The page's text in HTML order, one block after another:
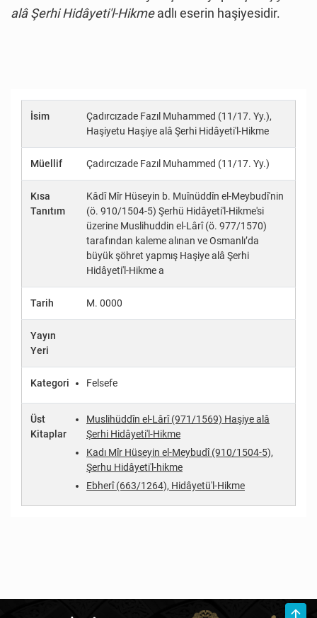
alâ Şerhi Hidâyeti'l-Hikmeadlı eserin haşiyesidir.
İsim
Çadırcızade Fazıl Muhammed (11/17. Yy.),
Haşiyetu Haşiye alâ Şerhi Hidâyeti'l-Hikme
Müellif Çadırcızade Fazıl Muhammed (11/17. Yy.)
Kısa
Tanıtım
Kâdî Mîr Hüseyin b. Muînüddîn el-Meybudî'nin
(ö. 910/1504-5) Şerhü Hidâyeti'l-Hikme'si
üzerine Muslihuddin el-Lârî (ö. 977/1570)
tarafından kaleme alınan ve Osmanlı’da
büyük şöhret yapmış Haşiye alâ Şerhi
Hidâyeti'l-Hikme a
Tarih M. 0000
Yayın
Yeri
Kategori Felsefe
Üst
Kitaplar
Muslihüddîn el-Lârî (971/1569) Haşiye alâ
Şerhi Hidâyeti'l-Hikme
Kadı Mîr Hüseyin el-Meybudî (910/1504-5),
Şerhu Hidâyeti'l-hikme
Ebherî (663/1264), Hidâyetü'l-Hikme